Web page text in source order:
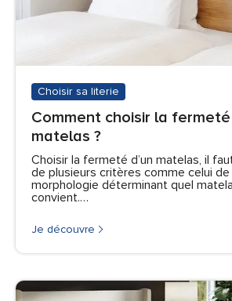
Choisir sa literie
Comment choisir la
matelas ?
Choisir la fermeté d’un matelas, il
de plusieurs critères comme celui
morphologie déterminant quel
convient.…
Je découvre